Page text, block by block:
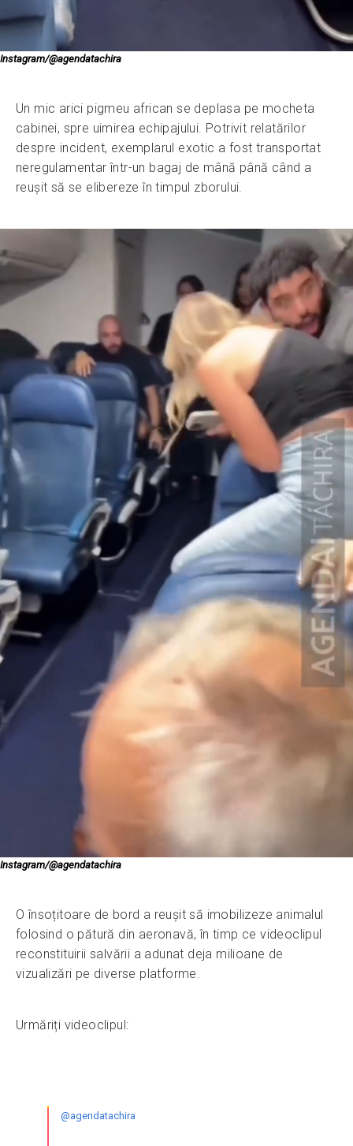
Instagram/@agendatachira
Un mic arici pigmeu african se deplasa pe mocheta
cabinei, spre uimirea echipajului. Potrivit relatărilor
despre incident, exemplarul exotic a fost transportat
neregulamentar într-un bagaj de mână până când a
reușit să se elibereze în timpul zborului.
Instagram/@agendatachira
O însoțitoare de bord a reușit să imobilizeze animalul
folosind o pătură din aeronavă, în timp ce videoclipul
reconstituirii salvării a adunat deja milioane de
vizualizări pe diverse platforme.
Urmăriți videoclipul:
@agendatachira